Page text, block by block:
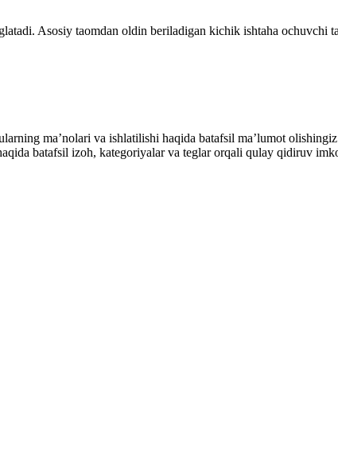
Asosiy taomdan oldin beriladigan kichik ishtaha ochuvchi
maʼnolari va ishlatilishi haqida batafsil maʼlumot
batafsil izoh, kategoriyalar va teglar orqali qulay qidiruv